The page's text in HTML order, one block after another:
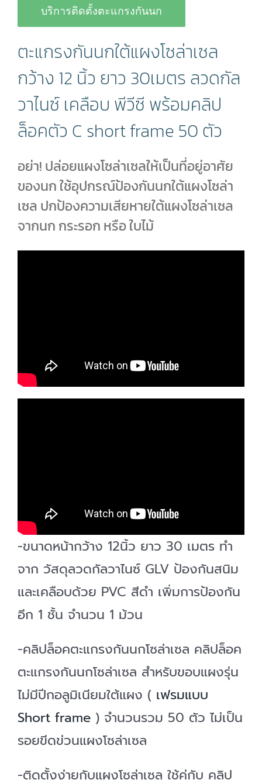
บริการติดตั้งตะแกรงกันนก
ตะแกรงกันนกใต้แผงโซล่าเซล
กว้าง 12 นิ้ว ยาว 30เมตร ลวดกัล
วาไนซ์ เคลือบ พีวีซี พร้อมคลิป
ล็อคตัว C short frame 50 ตัว
อย่า! ปล่อยแผงโซล่าเซลให้เป็นที่อยู่อาศัย
ของนก ใช้อุปกรณ์ป้องกันนกใต้แผงโซล่า
เซล ปกป้องความเสียหายใต้แผงโซล่าเซล
จากนก กระรอก หรือ ใบไม้
-ขนาดหน้ากว้าง 12นิ้ว ยาว 30 เมตร ทำ
จาก วัสดุลวดกัลวาไนซ์ GLV ป้องกันสนิม
และเคลือบด้วย PVC สีดำ เพิ่มการป้องกัน
อีก 1 ชั้น จำนวน 1 ม้วน
-คลิปล็อคตะแกรงกันนกโซล่าเซล คลิปล็อค
ตะแกรงกันนกโซล่าเซล สำหรับขอบแผงรุ่น
ไม่มีปีกอลูมิเนียมใต้แผง ( เฟรมแบบ
Short frame ) จำนวนรวม 50 ตัว ไม่เป็น
รอยขีดข่วนแผงโซล่าเซล
-ติดตั้งง่ายกับแผงโซล่าเซล ใช้คู่กับ คลิป